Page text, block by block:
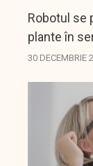
Robotul se
plante în
dreptul
30 DECEMBRIE